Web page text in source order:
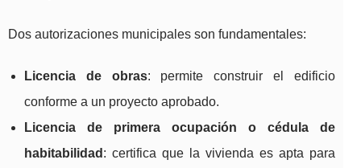
Dos autorizaciones municipales son fundamentales:
Licencia de obras: permite construir el edificio
conforme a un proyecto aprobado.
Licencia de primera ocupación o cédula de
habitabilidad : certifica que la vivienda es apta para